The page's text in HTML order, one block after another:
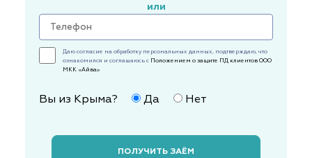
или
Даю согласие на обработку персональных данных, подтверждаю, что
ознакомился и соглашаюсь с Положением о защите ПД клиентов ООО
МКК «Айва»
Вы из Крыма? Да Нет
ПОЛУЧИТЬ ЗАЁМ